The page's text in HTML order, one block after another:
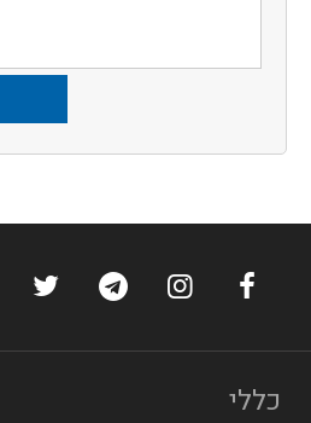
ערוץ הפייסבוק של
ערוץ ערוץ
כללי